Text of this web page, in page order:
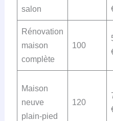
salon
Rénovation
maison
complète
100
Maison
neuve
plain-pied
120